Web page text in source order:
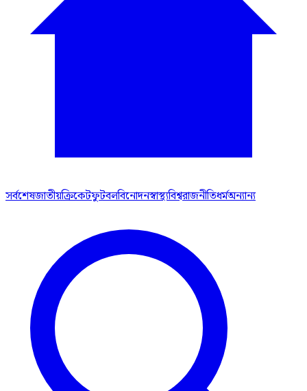
সর্বশেষজাতীয়ক্রিকেটফুটবলবিনোদনস্বাস্থ্যবিশ্বরাজনীতিধর্মঅন্যান্য